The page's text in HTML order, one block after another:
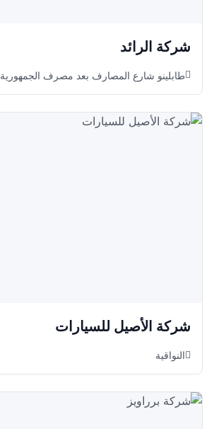
شركة الرائد
طابلينو شارع المصارف بعد مصرف الجمهورية
شركة الأصيل للسيارات
النواقية